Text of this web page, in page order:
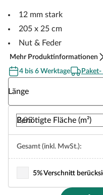
12 mm stark
205 x 25 cm
Nut & Feder
Mehr Produktinformationen
4 bis 6 Werktage
Länge
Benötigte Fläche (m²)
Gesamt (inkl. MwSt.):
5% Verschnitt